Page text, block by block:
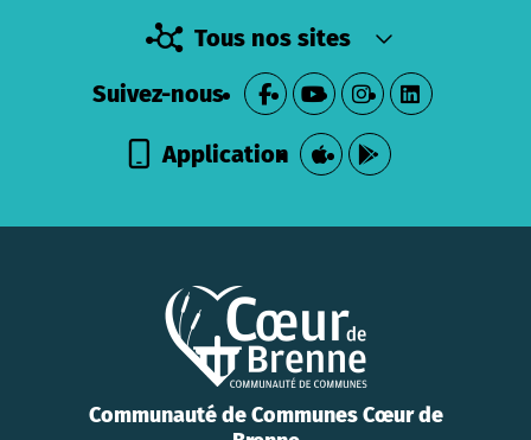
Tous nos sites
Suivez-nous
Application
Communauté de Communes Cœur de